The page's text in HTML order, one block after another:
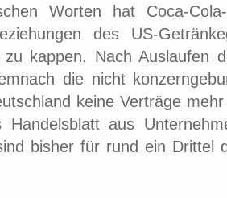
Worten hat Coca-
des US-
zu kappen. Nach Auslaufen
die nicht
keine Verträge
aus
bisher für rund ein Drittel